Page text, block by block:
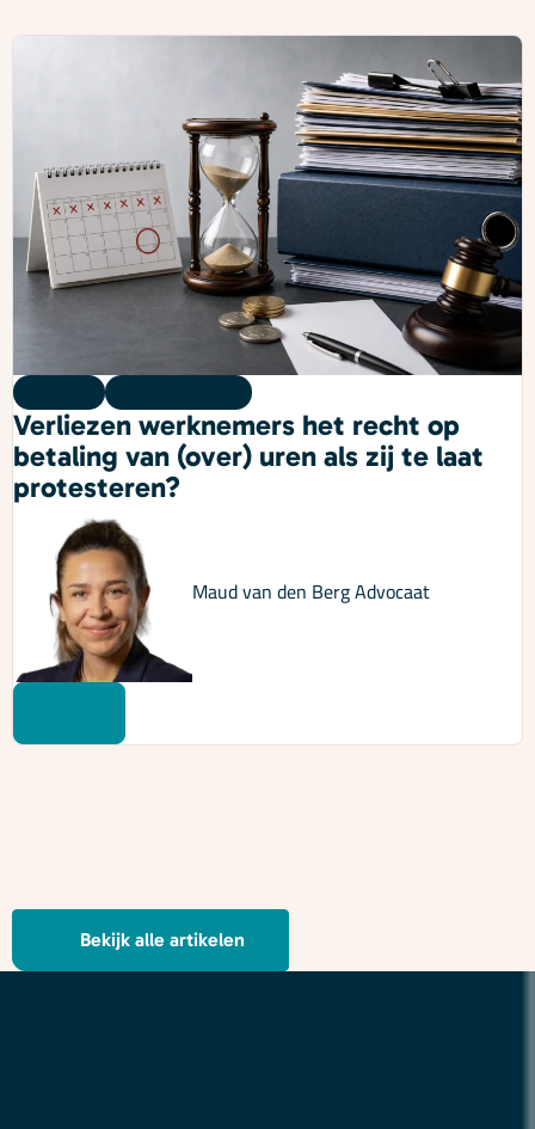
Verliezen werknemers het recht op
betaling van (over) uren als zij te laat
protesteren?
Maud van den BergAdvocaat
Bekijk alle artikelen